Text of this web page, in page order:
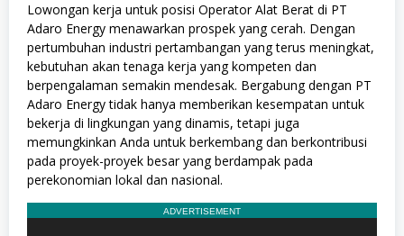
Lowongan kerja untuk posisi Operator Alat Berat di PT
Adaro Energy menawarkan prospek yang cerah. Dengan
pertumbuhan industri pertambangan yang terus meningkat,
kebutuhan akan tenaga kerja yang kompeten dan
berpengalaman semakin mendesak. Bergabung dengan PT
Adaro Energy tidak hanya memberikan kesempatan untuk
bekerja di lingkungan yang dinamis, tetapi juga
memungkinkan Anda untuk berkembang dan berkontribusi
pada proyek-proyek besar yang berdampak pada
perekonomian lokal dan nasional.